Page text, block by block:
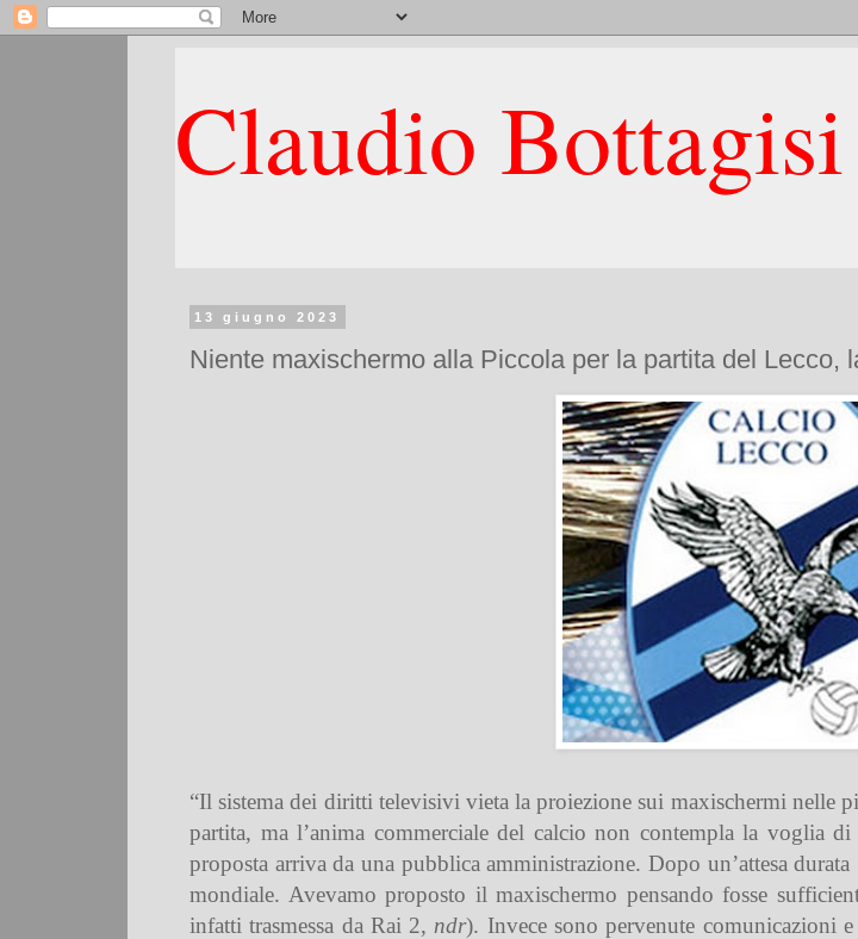
Claudio Bottagisi
13 giugno 2023
Niente maxischermo alla Piccola per la partita del
“Il sistema dei diritti televisivi vieta la proiezione sui maxischermi nelle
partita, ma l’anima commerciale del calcio non contempla la voglia
proposta arriva da una pubblica amministrazione. Dopo un’attesa
mondiale. Avevamo proposto il maxischermo pensando fosse
infatti trasmessa da Rai 2, ndr). Invece sono pervenute comunicazioni